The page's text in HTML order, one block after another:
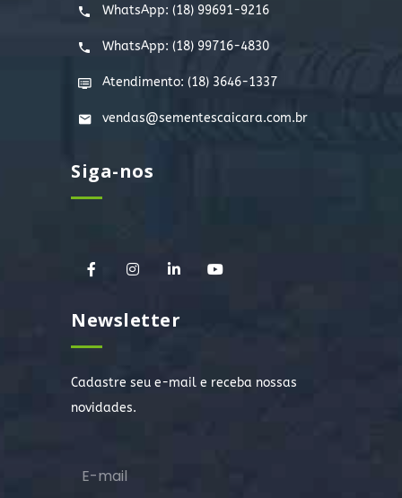
WhatsApp: (18) 99691-9216
WhatsApp: (18) 99716-4830
Atendimento: (18) 3646-1337
vendas@sementescaicara.com.br
Siga-nos
Newsletter
Cadastre seu e-mail e receba nossas
novidades.